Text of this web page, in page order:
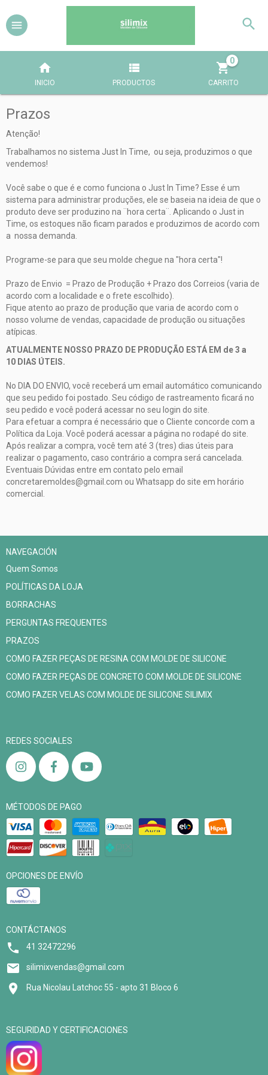
INICIO PRODUCTOS CARRITO
0
Prazos
Atenção!
Trabalhamos no sistema Just In Time, ou seja, produzimos o que
vendemos!
Você sabe o que é e como funciona o Just In Time? Esse é um
sistema para administrar produções, ele se baseia na ideia de que o
produto deve ser produzino na ¨hora certa¨. Aplicando o Just in
Time, os estoques não ficam parados e produzimos de acordo com
a nossa demanda.
Programe-se para que seu molde chegue na "hora certa"!
Prazo de Envio = Prazo de Produção + Prazo dos Correios (varia de
acordo com a localidade e o frete escolhido).
Fique atento ao prazo de produção que varia de acordo com o
nosso volume de vendas, capacidade de produção ou situações
atípicas.
ATUALMENTE NOSSO PRAZO DE PRODUÇÃO ESTÁ EM de 3 a
10 DIAS ÚTEIS.
No DIA DO ENVIO, você receberá um email automático comunicando
que seu pedido foi postado. Seu código de rastreamento ficará no
seu pedido e você poderá acessar no seu login do site.
Para efetuar a compra é necessário que o Cliente concorde com a
Política da Loja. Você poderá acessar a página no rodapé do site.
Após realizar a compra, você tem até 3 (tres) dias úteis para
realizar o pagamento, caso contrário a compra será cancelada.
Eventuais Dúvidas entre em contato pelo email
concretaremoldes@gmail.com ou Whatsapp do site em horário
comercial.
NAVEGACIÓN
Quem Somos
POLÍTICAS DA LOJA
BORRACHAS
PERGUNTAS FREQUENTES
PRAZOS
COMO FAZER PEÇAS DE RESINA COM MOLDE DE SILICONE
COMO FAZER PEÇAS DE CONCRETO COM MOLDE DE SILICONE
COMO FAZER VELAS COM MOLDE DE SILICONE SILIMIX
REDES SOCIALES
MÉTODOS DE PAGO
OPCIONES DE ENVÍO
CONTÁCTANOS
41 32472296
silimixvendas@gmail.com
Rua Nicolau Latchoc 55 - apto 31 Bloco 6
SEGURIDAD Y CERTIFICACIONES